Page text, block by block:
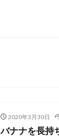
2020年3月30日
バナナを長持